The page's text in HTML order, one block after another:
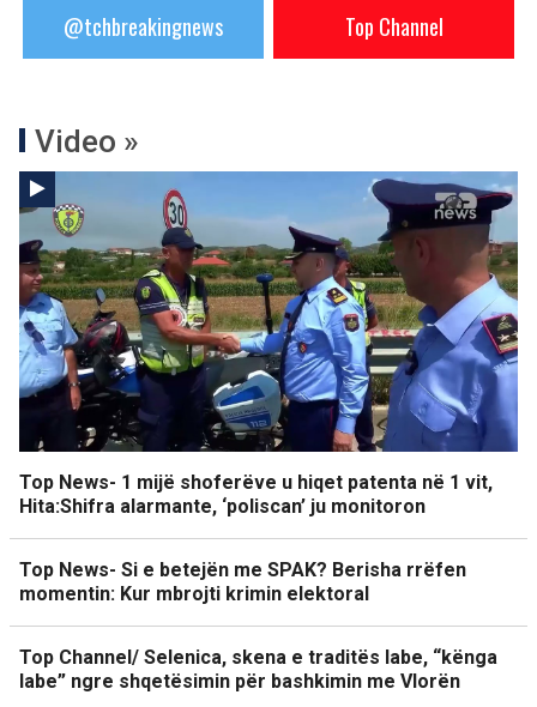
@tchbreakingnews Top Channel
Video »
Top News- 1 mijë shoferëve u hiqet patenta në 1 vit,
Hita:Shifra alarmante, ‘poliscan’ ju monitoron
Top News- Si e betejën me SPAK? Berisha rrëfen
momentin: Kur mbrojti krimin elektoral
Top Channel/ Selenica, skena e traditës labe, “kënga
labe” ngre shqetësimin për bashkimin me Vlorën